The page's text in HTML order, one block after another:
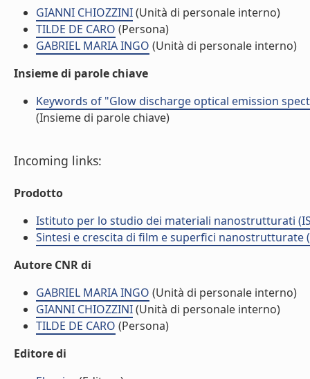
GIANNI CHIOZZINI(Unità di personale interno)
TILDE DE CARO (Persona)
GABRIEL MARIA INGO (Unità di personale interno)
Insieme di parole chiave
Keywords of "Glow discharge optical emission
(Insieme di parole chiave)
Incoming links:
Prodotto
Istituto per lo studio dei materiali nanostrutturati
Sintesi e crescita di film e superfici nanostrutturate
Autore CNR di
GABRIEL MARIA INGO (Unità di personale interno)
GIANNI CHIOZZINI(Unità di personale interno)
TILDE DE CARO (Persona)
Editore di